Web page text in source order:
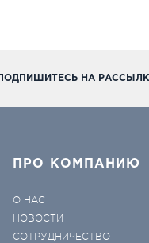
ПОДПИШИТЕСЬ НА
ПРО КОМПАНИЮ
О НАС
НОВОСТИ
СОТРУДНИЧЕСТВО